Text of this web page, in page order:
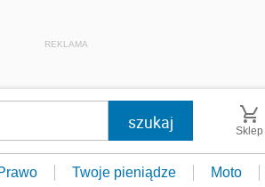
REKLAMA
Sklep
Twoje pieniądze Moto